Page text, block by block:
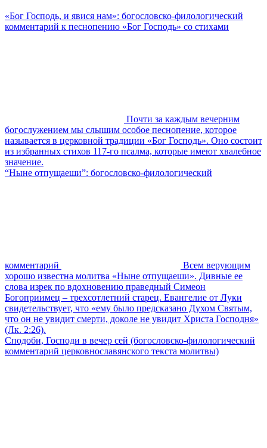
«Бог Господь, и явися нам»: богословско-филологический
комментарий к песнопению «Бог Господь» со стихами
Почти за каждым вечерним
богослужением мы слышим особое песнопение, которое
называется в церковной традиции «Бог Господь». Оно состоит
из избранных стихов 117-го псалма, которые имеют хвалебное
значение.
“Ныне отпущаеши”: богословско-филологический
комментарий
Всем верующим
хорошо известна молитва «Ныне отпущаеши». Дивные ее
слова изрек по вдохновению праведный Симеон
Богоприимец – трехсотлетний старец. Евангелие от Луки
свидетельствует, что «ему было предсказано Духом Святым,
что он не увидит смерти, доколе не увидит Христа Господня»
(Лк. 2:26).
Сподоби, Господи в вечер сей (богословско-филологический
комментарий церковнославянского текста молитвы)